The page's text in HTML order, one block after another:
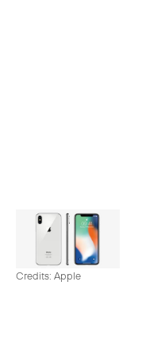
Credits: Apple